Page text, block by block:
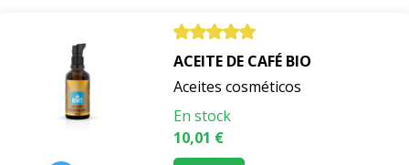
ACEITE DE CAFÉ BIO
Aceites cosméticos
En stock
10,01 €